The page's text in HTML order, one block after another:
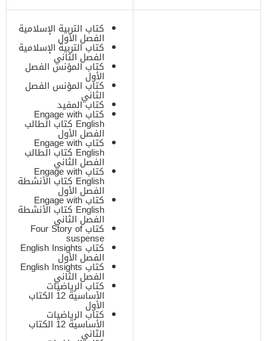
كتاب التربية الإسلامية
الفصل الأول
كتاب التربية الإسلامية
الفصل الثاني
كتاب المؤنس الفصل
الأول
كتاب المؤنس الفصل
الثاني
كتاب المفيد
كتاب Engage with
English كتاب الطالب
الفصل الأول
كتاب Engage with
English كتاب الطالب
الفصل الثاني
كتاب Engage with
English كتاب الأنشطة
الفصل الأول
كتاب Engage with
English كتاب الأنشطة
الفصل الثاني
كتاب Four Story of
suspense
كتاب English Insights
الفصل الأول
كتاب English Insights
الفصل الثاني
كتاب الرياضيات
الأساسية 12 الكتاب
الأول
كتاب الرياضيات
الأساسية 12 الكتاب
الثاني